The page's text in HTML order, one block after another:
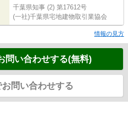
千葉県知事 (2) 第17612号
(一社)千葉県宅地建物取引業協会
情報の見方
問い合わせする(無料)
お問い合わせする